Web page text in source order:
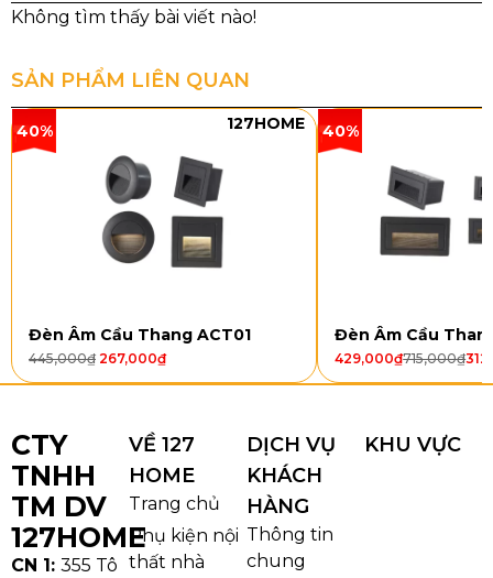
Thông số chi tiết sản phẩm
Mã sản phẩm
Kích
thước
Công
suất
3 CĐ
lê
OTPL40406V1000 W1000
LED
3 CĐ
Kiểu dáng và chất liệu
SẢN PHẨM LIÊN QUAN
40% 127HOME
Đèn Âm Cầu Thang ACT01
445,000₫ 267,000₫
40%
Đèn Âm Cầu
715,000₫
429,000₫
CTY
TNHH
TM DV
127HOME
CN 1: 355 Tô
VỀ 127
HOME
Trang chủ
Phụ kiện nội
thất nhà
DỊCH VỤ
KHÁCH
HÀNG
Thông tin
chung
KHU VỰC